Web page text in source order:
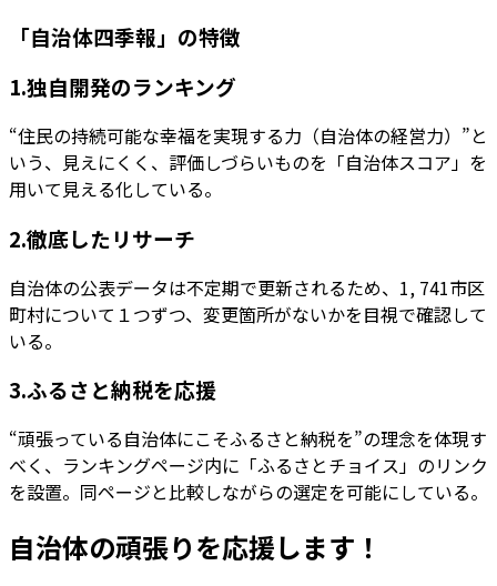
「自治体四季報」の特徴
1.独自開発のランキング
“住民の持続可能な幸福を実現する力（自治体の経営力）”と
いう、見えにくく、評価しづらいものを「自治体スコア」を
用いて見える化している。
2.徹底したリサーチ
自治体の公表データは不定期で更新されるため、1, 741市区
町村について１つずつ、変更箇所がないかを目視で確認して
いる。
3.ふるさと納税を応援
“頑張っている自治体にこそふるさと納税を”の理念を体現す
べく、ランキングページ内に「ふるさとチョイス」のリンク
を設置。同ページと比較しながらの選定を可能にしている。
自治体の頑張りを応援します！